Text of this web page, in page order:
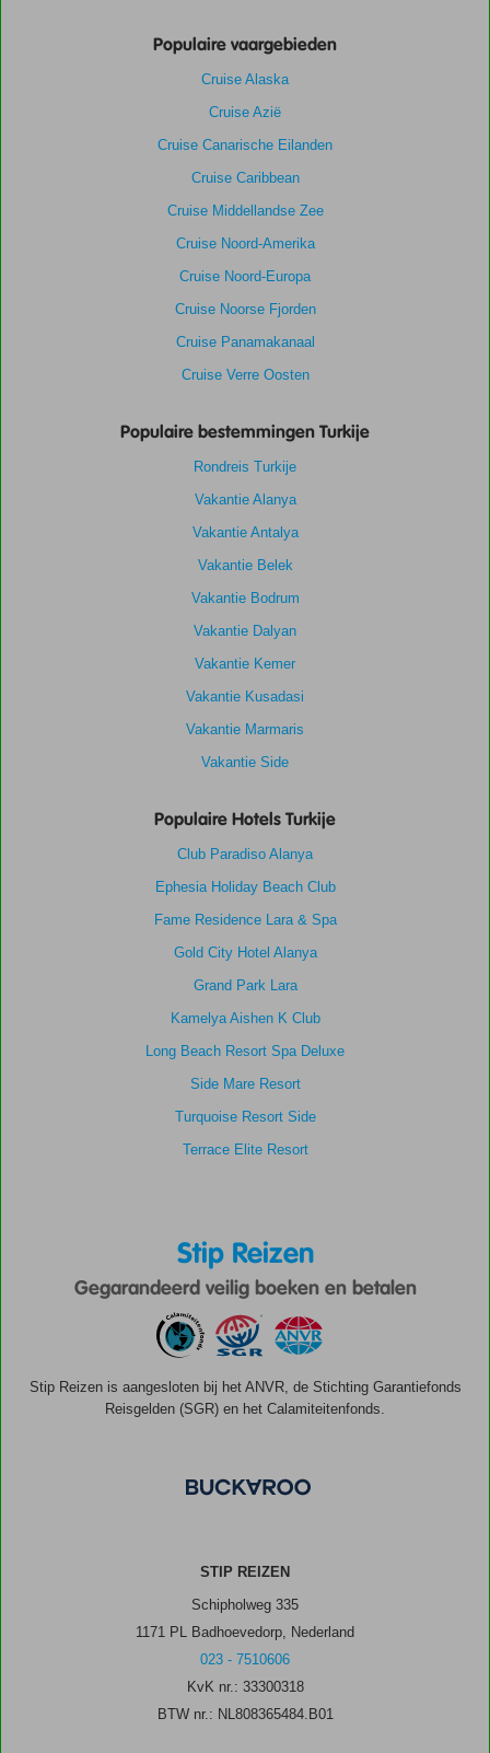
Populaire vaargebieden
Cruise Alaska
Cruise Azië
Cruise Canarische Eilanden
Cruise Caribbean
Cruise Middellandse Zee
Cruise Noord-Amerika
Cruise Noord-Europa
Cruise Noorse Fjorden
Cruise Panamakanaal
Cruise Verre Oosten
Populaire bestemmingen Turkije
Rondreis Turkije
Vakantie Alanya
Vakantie Antalya
Vakantie Belek
Vakantie Bodrum
Vakantie Dalyan
Vakantie Kemer
Vakantie Kusadasi
Vakantie Marmaris
Vakantie Side
Populaire Hotels Turkije
Club Paradiso Alanya
Ephesia Holiday Beach Club
Fame Residence Lara & Spa
Gold City Hotel Alanya
Grand Park Lara
Kamelya Aishen K Club
Long Beach Resort Spa Deluxe
Side Mare Resort
Turquoise Resort Side
Terrace Elite Resort
Stip Reizen
Gegarandeerd veilig boeken en betalen
Stip Reizen is aangesloten bij het ANVR, de Stichting Garantiefonds
Reisgelden (SGR) en het Calamiteitenfonds.
STIP REIZEN
Schipholweg 335
1171 PL Badhoevedorp, Nederland
023 - 7510606
KvK nr.: 33300318
BTW nr.: NL808365484.B01